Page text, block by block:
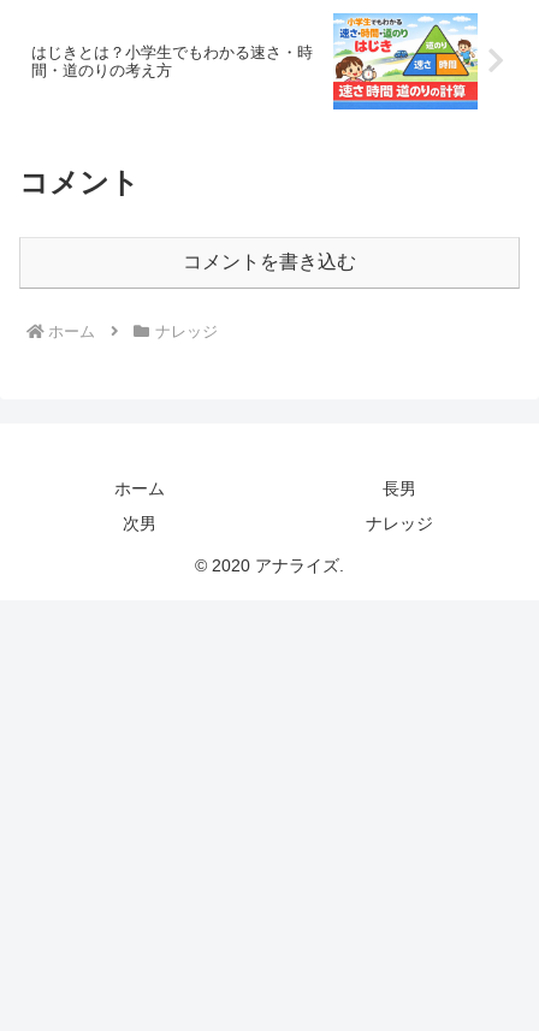
はじきとは？小学生でもわかる速さ・時
間・道のりの考え方
コメント
コメントを書き込む
ホーム ナレッジ
ホーム
長男
次男
ナレッジ
© 2020 アナライズ.